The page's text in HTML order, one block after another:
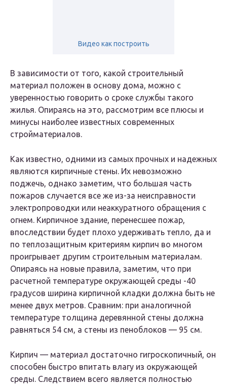
Видео как построить
В зависимости от того, какой строительный
материал положен в основу дома, можно с
уверенностью говорить о сроке службы такого
жилья. Опираясь на это, рассмотрим все плюсы и
минусы наиболее известных современных
стройматериалов.
Как известно, одними из самых прочных и надежных
являются кирпичные стены. Их невозможно
поджечь, однако заметим, что большая часть
пожаров случается все же из-за неисправности
электропроводки или неаккуратного обращения с
огнем. Кирпичное здание, перенесшее пожар,
впоследствии будет плохо удерживать тепло, да и
по теплозащитным критериям кирпич во многом
проигрывает другим строительным материалам.
Опираясь на новые правила, заметим, что при
расчетной температуре окружающей среды -40
градусов ширина кирпичной кладки должна быть не
менее двух метров. Сравним: при аналогичной
температуре толщина деревянной стены должна
равняться 54 см, а стены из пеноблоков — 95 см.
Кирпич — материал достаточно гигроскопичный, он
способен быстро впитать влагу из окружающей
среды. Следствием всего является полностью